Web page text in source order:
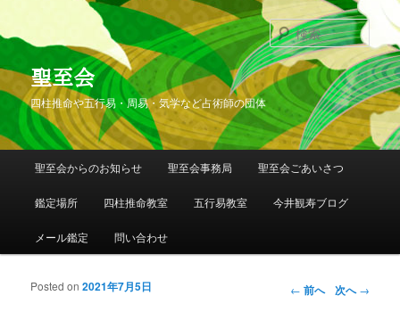
聖至会
四柱推命や五行易・周易・気学など占術師の団体
索
メインメニュー
メインコンテンツへ移動
サブコンテンツへ移動
聖至会からのお知らせ 聖至会事務局 聖至会ごあいさつ
鑑定場所 四柱推命教室 五行易教室 今井観寿ブログ
メール鑑定 問い合わせ
投稿ナビゲー
← 前へ 次へ→
Posted on2021年7月5日